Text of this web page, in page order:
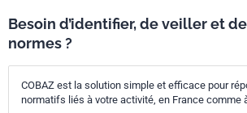
Besoin d’identifier, de veiller et
normes ?
COBAZ est la solution simple et efficace pour
normatifs liés à votre activité, en France comme